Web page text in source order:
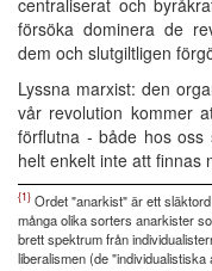
försöka dominera de
dem och slutgiltligen
Lyssna marxist: den
vår revolution kommer
förflutna - både hos
helt enkelt inte att finnas
{1} Ordet "anarkist" är ett
många olika sorters anarkister
brett spektrum från
liberalismen (de